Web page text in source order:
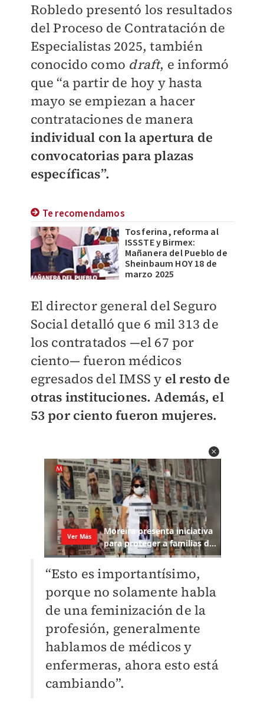
Robledo presentó los resultados
del Proceso de Contratación de
Especialistas 2025, también
conocido como draft, e informó
que “a partir de hoy y hasta
mayo se empiezan a hacer
contrataciones de manera
individual con la apertura de
convocatorias para plazas
específicas”.
Te recomendamos
Tos ferina, reforma al
ISSSTE y Birmex:
Mañanera del Pueblo de
Sheinbaum HOY 18 de
marzo 2025
El director general del Seguro
Social detalló que 6 mil 313 de
los contratados —el 67 por
ciento— fueron médicos
egresados del IMSS y el resto de
otras instituciones. Además, el
53 por ciento fueron mujeres.
“Esto es importantísimo,
porque no solamente habla
de una feminización de la
profesión, generalmente
hablamos de médicos y
enfermeras, ahora esto está
cambiando”.